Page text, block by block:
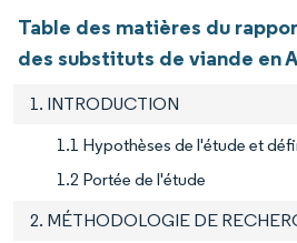
Table des matières du
des substituts de viande en
1. INTRODUCTION
1.1 Hypothèses de l'étude et
1.2 Portée de l'étude
2. MÉTHODOLOGIE DE